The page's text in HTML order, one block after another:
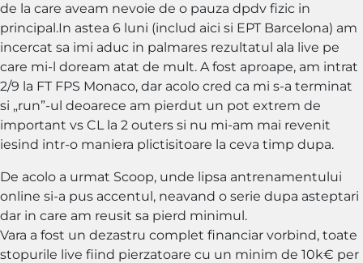
de la care aveam nevoie de o pauza dpdv fizic in
principal.In astea 6 luni (includ aici si EPT Barcelona) am
incercat sa imi aduc in palmares rezultatul ala live pe
care mi-l doream atat de mult. A fost aproape, am intrat
2/9 la FT FPS Monaco, dar acolo cred ca mi s-a terminat
si „run”-ul deoarece am pierdut un pot extrem de
important vs CL la 2 outers si nu mi-am mai revenit
iesind intr-o maniera plictisitoare la ceva timp dupa.
De acolo a urmat Scoop, unde lipsa antrenamentului
online si-a pus accentul, neavand o serie dupa asteptari
dar in care am reusit sa pierd minimul.
Vara a fost un dezastru complet financiar vorbind, toate
stopurile live fiind pierzatoare cu un minim de 10k€ per